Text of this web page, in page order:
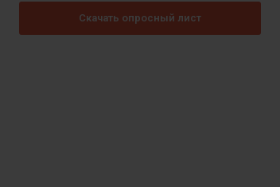
Скачать опросный лист